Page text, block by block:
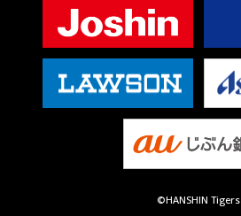
©HANSHIN Tigers